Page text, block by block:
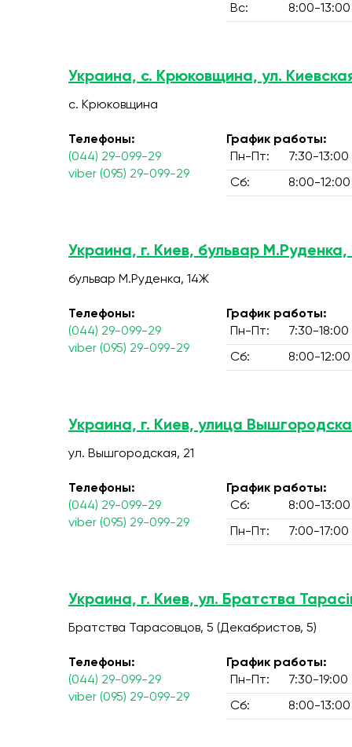
Вс: 8:00-13:00
Украина, с. Крюковщина, ул.
с. Крюковщина
Телефоны:
(044) 29-099-29
viber (095) 29-099-29
График работы:
Пн-Пт:
7:30-13:00
Сб: 8:00-12:00
Украина, г. Киев, бульвар
бульвар М.Руденка, 14Ж
Телефоны:
(044) 29-099-29
viber (095) 29-099-29
График работы:
Пн-Пт:
7:30-18:00
Сб: 8:00-12:00
Украина, г. Киев, улица
ул. Вышгородская, 21
Телефоны:
(044) 29-099-29
viber (095) 29-099-29
График работы:
Сб:
8:00-13:00
Пн-Пт: 7:00-17:00
Украина, г. Киев, ул. Братства
Братства Тарасовцов, 5 (Декабристов, 5)
Телефоны:
(044) 29-099-29
viber (095) 29-099-29
График работы:
Пн-Пт:
7:30-19:00
Сб: 8:00-13:00